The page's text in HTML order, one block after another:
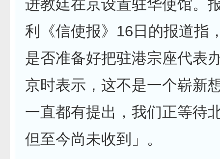
进教廷在京设置驻华使馆。
利《信使报》16日的报道指
是否准备好把驻港宗座代表
京时表示，这不是一个崭新
一直都有提出，我们正等待
但至今尚未收到」。